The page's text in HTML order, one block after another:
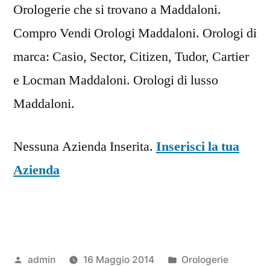
Orologerie che si trovano a Maddaloni.
Compro Vendi Orologi Maddaloni. Orologi di
marca: Casio, Sector, Citizen, Tudor, Cartier
e Locman Maddaloni. Orologi di lusso
Maddaloni.
Nessuna Azienda Inserita. Inserisci la tua
Azienda
Pubblicato
admin 16 Maggio 2014
Pubblicato
Orologerie